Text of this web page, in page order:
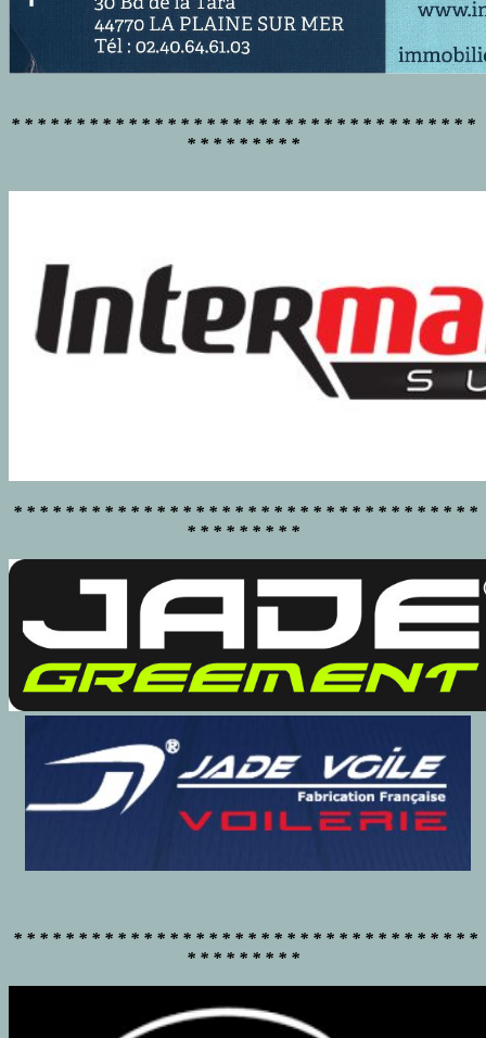
* * * * * * * * * * * * * * * * * * * * * * * * * * * * * * * * * * * *
* * * * * * * * *
* * * * * * * * * * * * * * * * * * * * * * * * * * * * * * * * * * * *
* * * * * * * * *
* * * * * * * * * * * * * * * * * * * * * * * * * * * * * * * * * * * *
* * * * * * * * *